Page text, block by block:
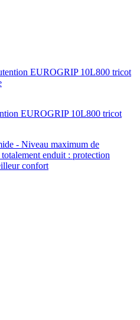
EUROGRIP 10L800 tricot
- Niveau maximum de
enduit : protection
confort